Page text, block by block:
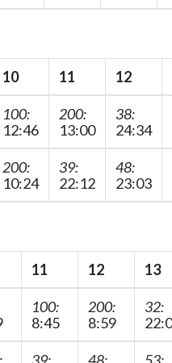
10 11 12
100:
12:46
200:
13:00
38:
24:34
200:
10:24
39:
22:12
48:
23:03
11 12 13
100:
8:45
200:
8:59
32: